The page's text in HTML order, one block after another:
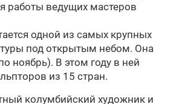
работы ведущих мастеров
одной из самых крупных
под открытым небом. Она
ноябрь). В этом году в ней
из 15 стран.
колумбийский художник и